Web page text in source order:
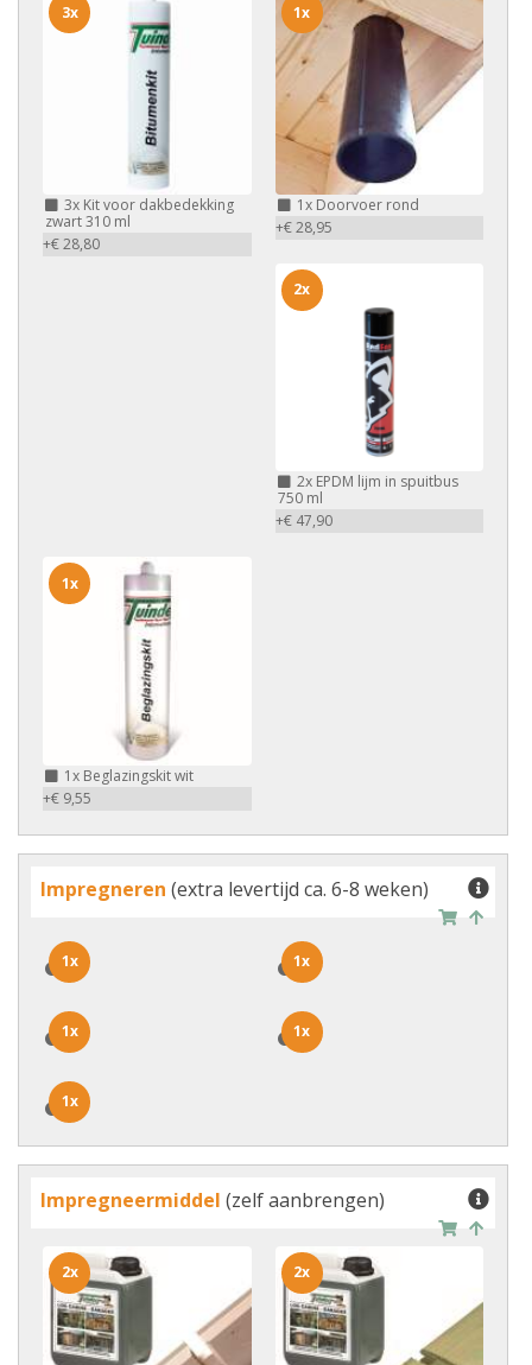
3x Kit voor dakbedekking
zwart 310 ml
+€ 28,80
3x
1xDoorvoer rond
+€ 28,95
1x
2xEPDM lijm in spuitbus
750 ml
+€ 47,90
2x
1x Beglazingskit wit
+€ 9,55
1x
Impregneren (extra levertijd ca. 6-8 weken)
1x
1x 1x
1x
1x
1x 1x
1x
1x
1x
Impregneermiddel (zelf aanbrengen)
2x 2x